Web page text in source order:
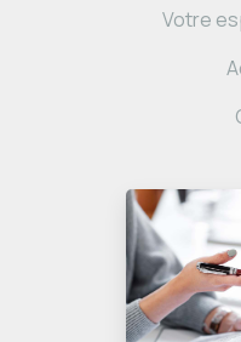
Votre